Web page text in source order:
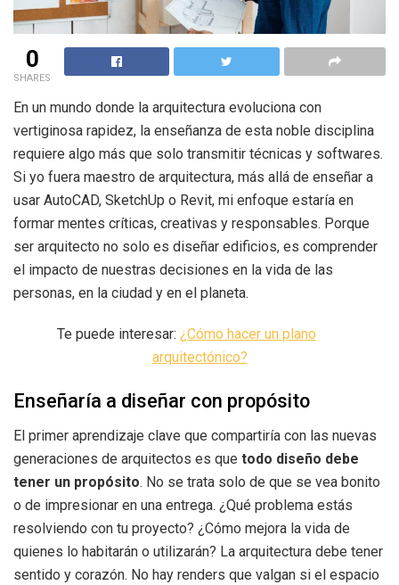
0
SHARES
En un mundo donde la arquitectura evoluciona con
vertiginosa rapidez, la enseñanza de esta noble disciplina
requiere algo más que solo transmitir técnicas y softwares.
Si yo fuera maestro de arquitectura, más allá de enseñar a
usar AutoCAD, SketchUp o Revit, mi enfoque estaría en
formar mentes críticas, creativas y responsables. Porque
ser arquitecto no solo es diseñar edificios, es comprender
el impacto de nuestras decisiones en la vida de las
personas, en la ciudad y en el planeta.
Te puede interesar: ¿Cómo hacer un plano
arquitectónico?
Enseñaría a diseñar con propósito
El primer aprendizaje clave que compartiría con las nuevas
generaciones de arquitectos es que todo diseño debe
tener un propósito. No se trata solo de que se vea bonito
o de impresionar en una entrega. ¿Qué problema estás
resolviendo con tu proyecto? ¿Cómo mejora la vida de
quienes lo habitarán o utilizarán? La arquitectura debe tener
sentido y corazón. No hay renders que valgan si el espacio